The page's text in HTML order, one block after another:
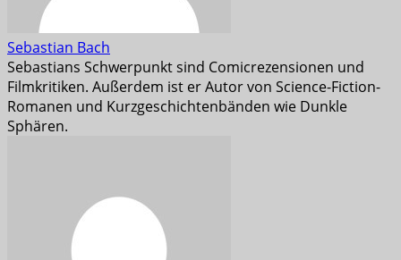
Sebastian Bach
Sebastians Schwerpunkt sind Comicrezensionen und
Filmkritiken. Außerdem ist er Autor von Science-Fiction-
Romanen und Kurzgeschichtenbänden wie Dunkle
Sphären.